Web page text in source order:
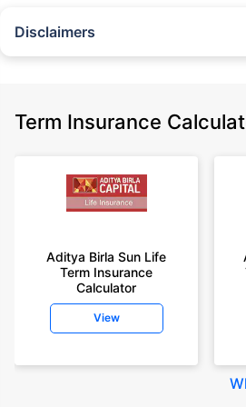
Disclaimers
Policybazaar does not endorse, rate or
+On the basis of your profile
years of age, rounded off to nearest 10
+Rs. 410/month (Rs.14/day) is starting price
insurance for an 18 year-old male, non-
diseases, cover upto 30 years of age
old male, non-smoker, with no pre-existing
Term Insurance
Aditya Birla Sun Life
Term Insurance
Calculator
View